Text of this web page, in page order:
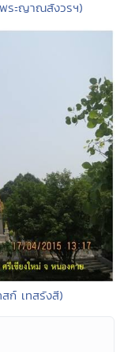
ระญาณสังวรฯ)
ก์ เทสรังสี)